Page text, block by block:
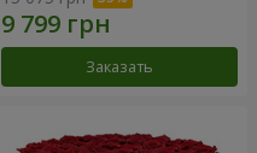
Заказать